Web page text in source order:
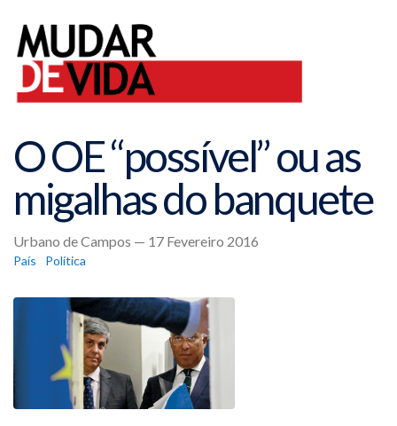
O OE “possível” ou as
migalhas do banquete
Urbano de Campos — 17 Fevereiro 2016
País Política